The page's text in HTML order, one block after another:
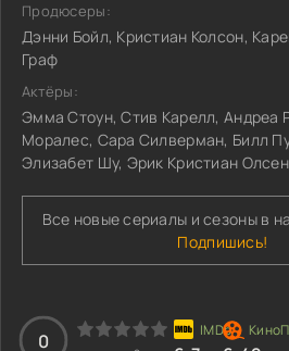
Продюсеры:
Дэнни Бойл, Кристиан Колсон,
Граф
Актёры:
Эмма Стоун, Стив Карелл, Андреа
Моралес, Сара Силверман, Билл
Элизабет Шу, Эрик Кристиан
Все новые сериалы и сезоны в
Подпишись!
0